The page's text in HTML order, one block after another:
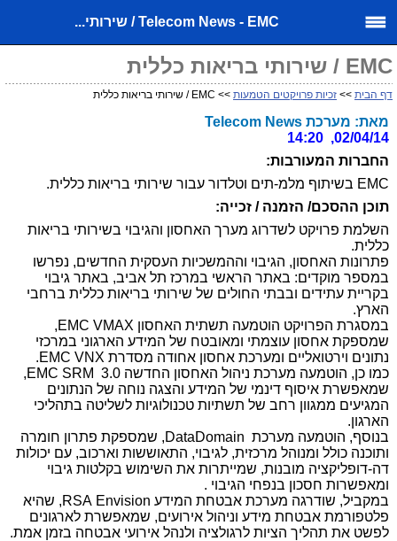
Telecom News - EMC / שירותי...
EMC / שירותי בריאות כללית
דף הבית >> זכיות פרויקטים הטמעות >> EMC / שירותי בריאות כללית
מאת: מערכת Telecom News
02/04/14, 14:20
החברות המעורבות:
EMC בשיתוף מלמ-תים וטלדור עבור שירותי בריאות כללית.
תוכן ההסכם/ הזמנה / זכייה:
השלמת פרויקט לשדרוג מערך האחסון והגיבוי בשירותי בריאות
כללית.
פתרונות האחסון, הגיבוי וההמשכיות העסקית החדשים, נפרשו
במספר מוקדים: באתר הראשי במרכז תל אביב, באתר גיבוי
בקריית עתידים ובבתי החולים של שירותי בריאות כללית ברחבי
הארץ.
במסגרת הפרויקט הוטמעה תשתית האחסון VMAX
EMC
,
שמספקת אחסון עוצמתי ומאובטח של המידע הארגוני במרכזי
נתונים וירטואליים ומערכת אחסון אחודה מסדרת VNX
EMC
.
כמו כן, הוטמעה מערכת ניהול האחסון החדשה EMC SRM 3.0
,
שמאפשרת איסוף דינמי של המידע והצגה נוחה של הנתונים
המגיעים ממגוון רחב של תשתיות טכנולוגיות לשליטה בתהליכי
הארגון.
בנוסף, הוטמעה מערכת DataDomain, שמספקת פתרון חומרה
ותוכנה כולל ומנוהל מרכזית, לגיבוי, התאוששות וארכוב, עם יכולות
דה-דופליקציה מובנות, שמייתרות את השימוש בקלטות גיבוי
ומאפשרות חסכון בנפחי הגיבוי .
במקביל, שודרגה מערכת אבטחת המידע Envision
RSA, שהיא
פלטפורמת אבטחת מידע וניהול אירועים, שמאפשרת לארגונים
לפשט את תהליך הציות לרגולציה ולנהל אירועי אבטחה בזמן אמת.